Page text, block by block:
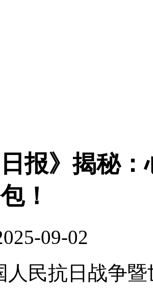
日报》揭秘
！
09-02
人民抗日战争